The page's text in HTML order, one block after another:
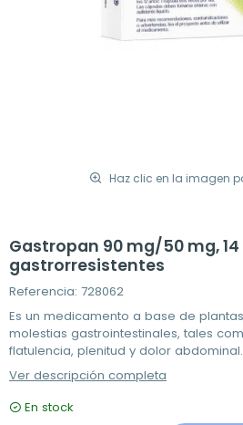
Haz clic en la imagen
Gastropan 90 mg/50 mg,
gastrorresistentes
Referencia: 728062
Es un medicamento a base de
molestias gastrointestinales, tales
flatulencia, plenitud y dolor abdominal.
Ver descripción completa
En stock